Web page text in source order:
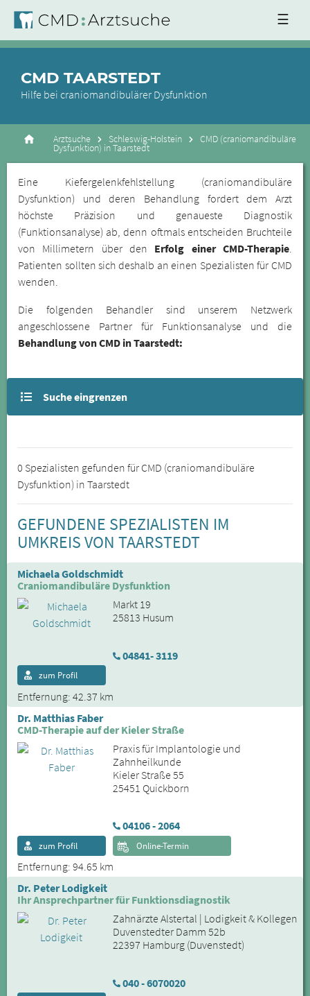
☰
CMD TAARSTEDT
Hilfe bei craniomandibulärer Dysfunktion
Arztsuche Schleswig-Holstein CMD (craniomandibuläre
Dysfunktion) in Taarstedt
Eine Kiefergelenkfehlstellung (craniomandibuläre
Dysfunktion) und deren Behandlung fordert dem Arzt
höchste Präzision und genaueste Diagnostik
(Funktionsanalyse) ab, denn oftmals entscheiden Bruchteile
von Millimetern über den Erfolg einer CMD-Therapie.
Patienten sollten sich deshalb an einen Spezialisten für CMD
wenden.
Die folgenden Behandler sind unserem Netzwerk
angeschlossene Partner für Funktionsanalyse und die
Behandlung von CMD in Taarstedt:
Suche eingrenzen
0 Spezialisten gefunden für CMD (craniomandibuläre
Dysfunktion) in Taarstedt
GEFUNDENE SPEZIALISTEN IM
UMKREIS VON TAARSTEDT
Michaela Goldschmidt
Craniomandibuläre Dysfunktion
Markt 19
25813 Husum
04841- 3119
Entfernung: 42.37 km
zum Profil
Dr. Matthias Faber
CMD-Therapie auf der Kieler Straße
Praxis für Implantologie und
Zahnheilkunde
Kieler Straße 55
25451 Quickborn
04106 - 2064
Entfernung: 94.65 km
zum Profil Online-Termin
Dr. Peter Lodigkeit
Ihr Ansprechpartner für Funktionsdiagnostik
Zahnärzte Alstertal | Lodigkeit & Kollegen
Duvenstedter Damm 52b
22397 Hamburg (Duvenstedt)
040 - 6070020